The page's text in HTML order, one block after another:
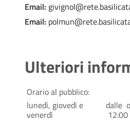
Email:
Email:
Ulteriori
Orario al pubblico:
lunedì, giovedì e
venerdì
dalle
12:00